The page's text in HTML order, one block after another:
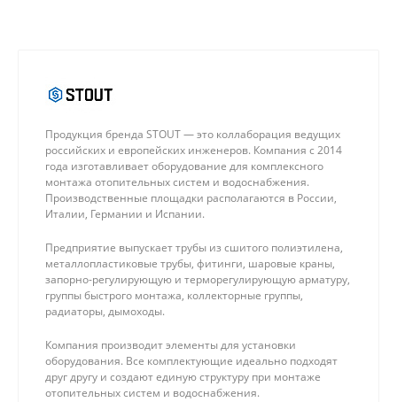
Продукция бренда STOUT — это коллаборация ведущих
российских и европейских инженеров. Компания с 2014
года изготавливает оборудование для комплексного
монтажа отопительных систем и водоснабжения.
Производственные площадки располагаются в России,
Италии, Германии и Испании.
Предприятие выпускает трубы из сшитого полиэтилена,
металлопластиковые трубы, фитинги, шаровые краны,
запорно-регулирующую и терморегулирующую арматуру,
группы быстрого монтажа, коллекторные группы,
радиаторы, дымоходы.
Компания производит элементы для установки
оборудования. Все комплектующие идеально подходят
друг другу и создают единую структуру при монтаже
отопительных систем и водоснабжения.